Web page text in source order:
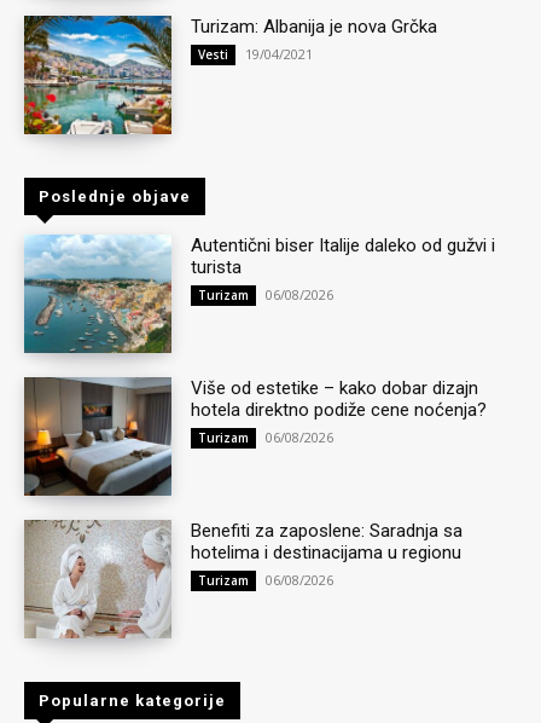
Turizam: Albanija je nova Grčka
Vesti 19/04/2021
Poslednje objave
Autentični biser Italije daleko od gužvi i
turista
Turizam 06/08/2026
Više od estetike – kako dobar dizajn
hotela direktno podiže cene noćenja?
Turizam 06/08/2026
Benefiti za zaposlene: Saradnja sa
hotelima i destinacijama u regionu
Turizam 06/08/2026
Popularne kategorije